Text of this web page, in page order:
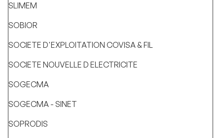
SLIMEM
SOBIOR
SOCIETE D'EXPLOITATION COVISA & FIL
SOCIETE NOUVELLE D ELECTRICITE
SOGECMA
SOGECMA - SINET
SOPRODIS